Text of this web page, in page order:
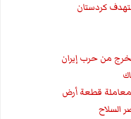
كردستان
من حرب إيران
السلاح